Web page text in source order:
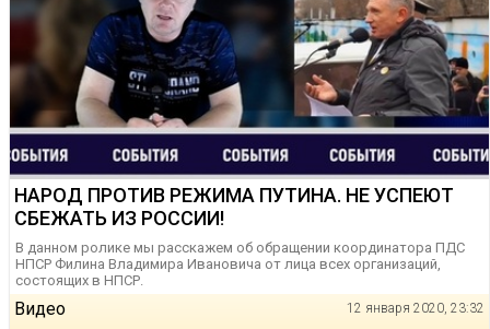
НАРОД ПРОТИВ РЕЖИМА ПУТИНА. НЕ УСПЕЮТ
СБЕЖАТЬ ИЗ РОССИИ!
В данном ролике мы расскажем об обращении координатора ПДС
НПСР Филина Владимира Ивановича от лица всех организаций,
состоящих в НПСР.
Видео 12 января 2020, 23:32